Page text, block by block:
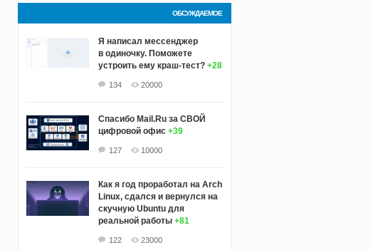
ОБСУЖДАЕМОЕ
Я написал мессенджер
в одиночку. Поможете
устроить ему краш‑тест? +28
134 20000
Спасибо Mail.Ru за СВОЙ
цифровой офис +39
127 10000
Как я год проработал на Arch
Linux, сдался и вернулся на
скучную Ubuntu для
реальной работы +81
122 23000